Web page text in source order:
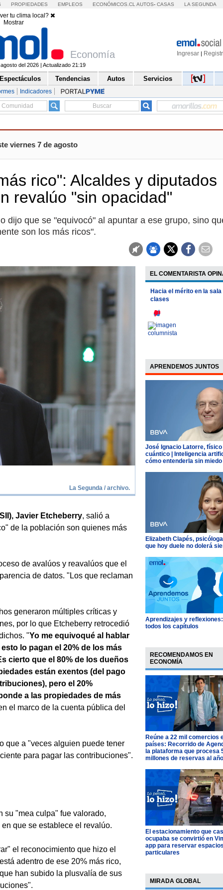
PROPIEDADES EMPLEOS ECONÓMICOS.CL AUTOS- CASAS LA SEGUNDA
tu clima local?
Mostrar
Ingresar |
Economía
del 2026 | Actualizado 21:19
Tendencias Autos Servicios
Indicadores
viernes 7 de agosto
rico": Alcaldes y diputados
revalúo "sin opacidad"
dijo que se "equivocó" al apuntar a ese grupo, sino
son los más ricos".
La Segunda / archivo.
Javier Etcheberry, salió a
de la población son quienes más
de avalúos y reavalúos que el
de datos. "Los que reclaman
generaron múltiples críticas y
por lo que Etcheberry retrocedió
"Yo me equivoqué al hablar
lo pagan el 20% de los más
cierto que el 80% de los dueños
están exentos (del pago
pero el 20%
a las propiedades de más
el marco de la cuenta pública del
que a "veces alguien puede tener
para pagar las contribuciones".
su "mea culpa" fue valorado,
que se establece el revalúo.
el reconocimiento que hizo el
adentro de ese 20% más rico,
han subido la plusvalía de sus
EL COMENTARISTA
Hacia el mérito en la sala
clases
APRENDEMOS JUNTOS
José Ignacio Latorre, físico
cuántico | Inteligencia
cómo entenderla sin miedo
Elizabeth Clapés,
que hoy duele no dolerá
Aprendizajes y
todos los capítulos
RECOMENDAMOS EN
ECONOMÍA
Reúne a 22 mil comercios
países: Recorrido de
la plataforma que procesa
millones de reservas al año
El estacionamiento que
ocupaba se convirtió en
app para reservar
particulares
MIRADA GLOBAL